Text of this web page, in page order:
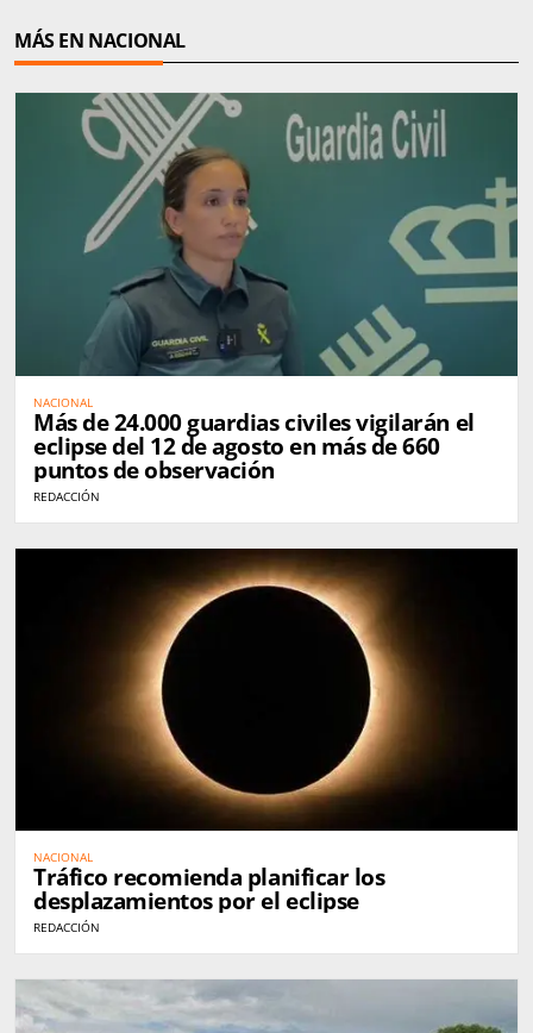
MÁS EN NACIONAL
NACIONAL
Más de 24.000 guardias civiles vigilarán el
eclipse del 12 de agosto en más de 660
puntos de observación
REDACCIÓN
NACIONAL
Tráfico recomienda planificar los
desplazamientos por el eclipse
REDACCIÓN